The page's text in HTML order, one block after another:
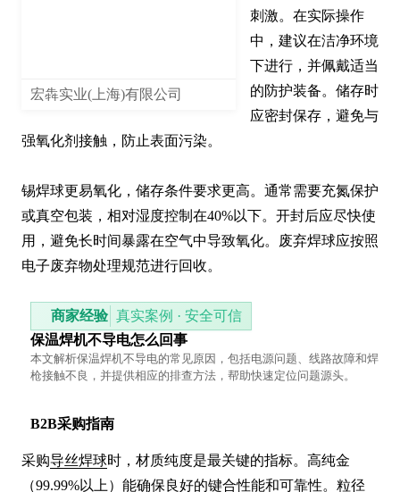
宏犇实业(上海)有限公司
刺激。在实际操作
中，建议在洁净环境
下进行，并佩戴适当
的防护装备。储存时
应密封保存，避免与
强氧化剂接触，防止表面污染。
锡焊球更易氧化，储存条件要求更高。通常需要充氮保护
或真空包装，相对湿度控制在40%以下。开封后应尽快使
用，避免长时间暴露在空气中导致氧化。废弃焊球应按照
电子废弃物处理规范进行回收。
商家经验 真实案例 · 安全可信
保温焊机不导电怎么回事
本文解析保温焊机不导电的常见原因，包括电源问题、线路故障和焊
枪接触不良，并提供相应的排查方法，帮助快速定位问题源头。
B2B采购指南
采购导丝焊球时，材质纯度是最关键的指标。高纯金
（99.99%以上）能确保良好的键合性能和可靠性。粒径